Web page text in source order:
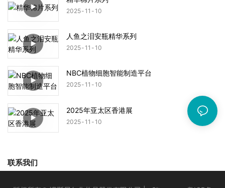
2025 11 10
人鱼之泪安瓶精华系列
2025 11 10
NBC植物细胞智能制造平台
2025 11 10
2025年亚太区香港展
2025 11 10
联系我们